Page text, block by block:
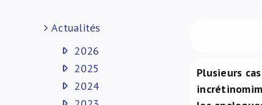
Plusieurs
Actualités
2026
2025
2024